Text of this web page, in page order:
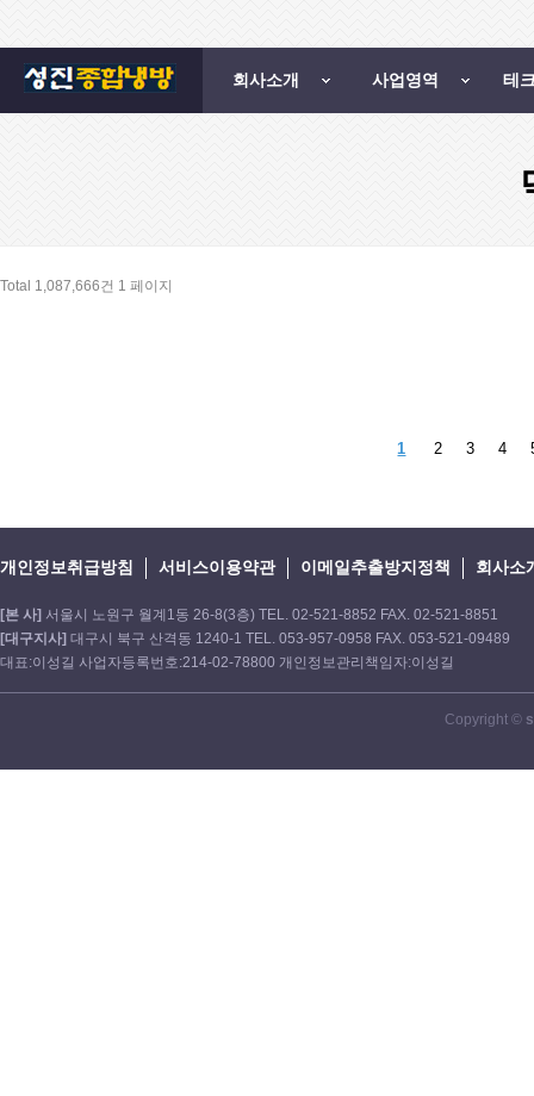
회사소개 사업영역 테
Total 1,087,666건 1 페이지
1 2 3 4
개인정보취급방침 서비스이용약관 이메일추출방지정책 회사소
[본 사] 서울시 노원구 월계1동 26-8(3층) TEL. 02-521-8852 FAX. 02-521-8851
[대구지사] 대구시 북구 산격동 1240-1 TEL. 053-957-0958 FAX. 053-521-09489
대표:이성길 사업자등록번호:214-02-78800 개인정보관리책임자:이성길
Copyright ©